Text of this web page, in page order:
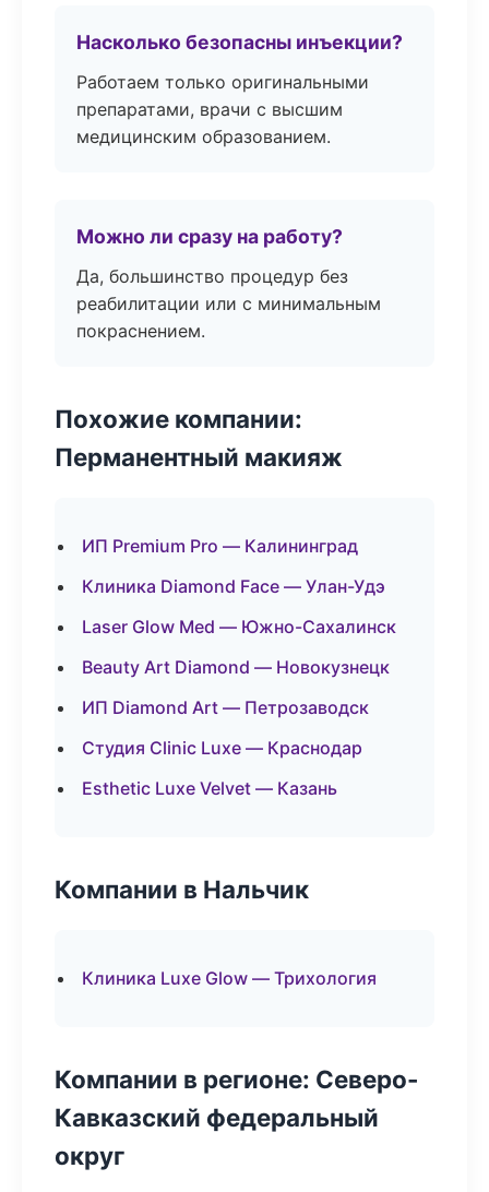
Насколько безопасны инъекции?
Работаем только оригинальными
препаратами, врачи с высшим
медицинским образованием.
Можно ли сразу на работу?
Да, большинство процедур без
реабилитации или с минимальным
покраснением.
Похожие компании:
Перманентный макияж
ИП Premium Pro — Калининград
Клиника Diamond Face — Улан-Удэ
Laser Glow Med — Южно-Сахалинск
Beauty Art Diamond — Новокузнецк
ИП Diamond Art — Петрозаводск
Студия Clinic Luxe — Краснодар
Esthetic Luxe Velvet — Казань
Компании в Нальчик
Клиника Luxe Glow — Трихология
Компании в регионе: Северо-
Кавказский федеральный
округ